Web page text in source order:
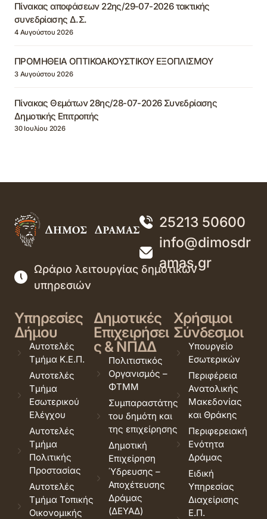
Πίνακας αποφάσεων 22ης/29-07-2026 τακτικής
συνεδρίασης Δ.Σ.
4 Αυγούστου 2026
ΠΡΟΜΗΘΕΙΑ ΟΠΤΙΚΟΑΚΟΥΣΤΙΚΟΥ ΕΞΟΠΛΙΣΜΟΥ
3 Αυγούστου 2026
Πίνακας Θεμάτων 28ης/28-07-2026 Συνεδρίασης
Δημοτικής Επιτροπής
30 Ιουλίου 2026
25213 50600
info@dimosdr
amas.gr
Ωράριο λειτουργίας δημοτικών
υπηρεσιών
Υπηρεσίες
Δήμου
Αυτοτελές
Τμήμα Κ.Ε.Π.
Αυτοτελές
Τμήμα
Εσωτερικού
Ελέγχου
Αυτοτελές
Τμήμα
Πολιτικής
Προστασίας
Αυτοτελές
Τμήμα Τοπικής
Οικονομικής
Δημοτικές
Επιχειρήσει
ς & ΝΠΔΔ
Πολιτιστικός
Οργανισμός –
ΦΤΜΜ
Συμπαραστάτης
του δημότη και
της επιχείρησης
Δημοτική
Επιχείρηση
Ύδρευσης –
Αποχέτευσης
Δράμας
(ΔΕΥΑΔ)
Χρήσιμοι
Σύνδεσμοι
Υπουργείο
Εσωτερικών
Περιφέρεια
Ανατολικής
Μακεδονίας
και Θράκης
Περιφερειακή
Ενότητα
Δράμας
Ειδική
Υπηρεσίας
Διαχείρισης
Ε.Π.